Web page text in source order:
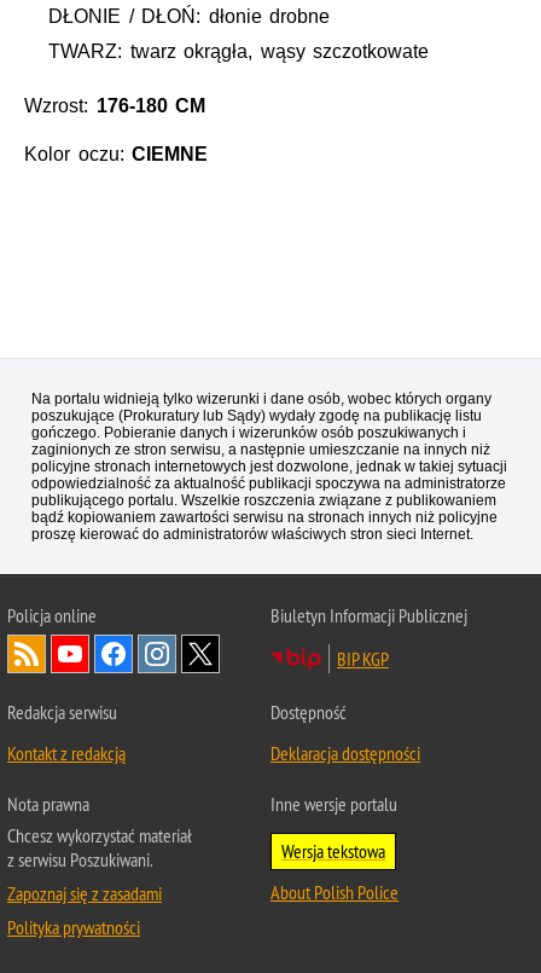
DŁONIE / DŁOŃ: dłonie drobne
TWARZ: twarz okrągła, wąsy szczotkowate
Wzrost: 176-180 CM
Kolor oczu:CIEMNE
Na portalu widnieją tylko wizerunki i dane osób, wobec których organy
poszukujące (Prokuratury lub Sądy) wydały zgodę na publikację listu
gończego. Pobieranie danych i wizerunków osób poszukiwanych i
zaginionych ze stron serwisu, a następnie umieszczanie na innych niż
policyjne stronach internetowych jest dozwolone, jednak w takiej sytuacji
odpowiedzialność za aktualność publikacji spoczywa na administratorze
publikującego portalu. Wszelkie roszczenia związane z publikowaniem
bądź kopiowaniem zawartości serwisu na stronach innych niż policyjne
proszę kierować do administratorów właściwych stron sieci Internet.
Policjaonline
Biuletyn Informacji Publicznej
BIP KGP
Redakcja serwisu
Kontakt z redakcją
Dostępność
Deklaracja dostępności
Nota prawna
Chcesz wykorzystać materiał
z serwisu Poszukiwani.
Zapoznaj się z zasadami
Polityka prywatności
Inne wersje portalu
Wersja tekstowa
About Polish Police